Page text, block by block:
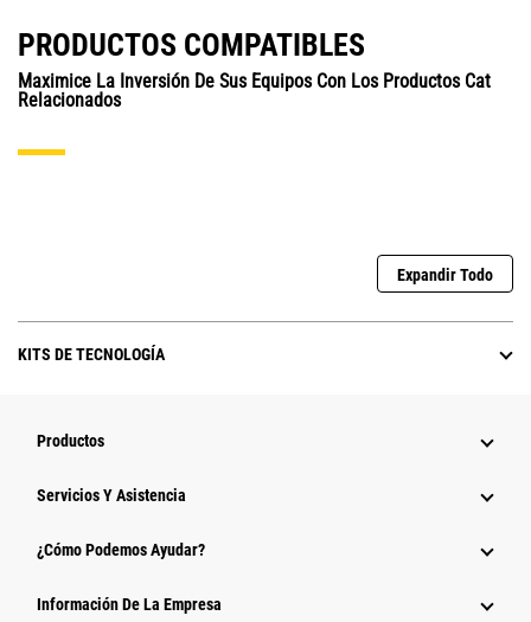
PRODUCTOS COMPATIBLES
Maximice La Inversión De Sus Equipos Con Los Productos Cat
Relacionados
Expandir Todo
KITS DE TECNOLOGÍA
Productos
Servicios Y Asistencia
¿Cómo Podemos Ayudar?
Información De La Empresa